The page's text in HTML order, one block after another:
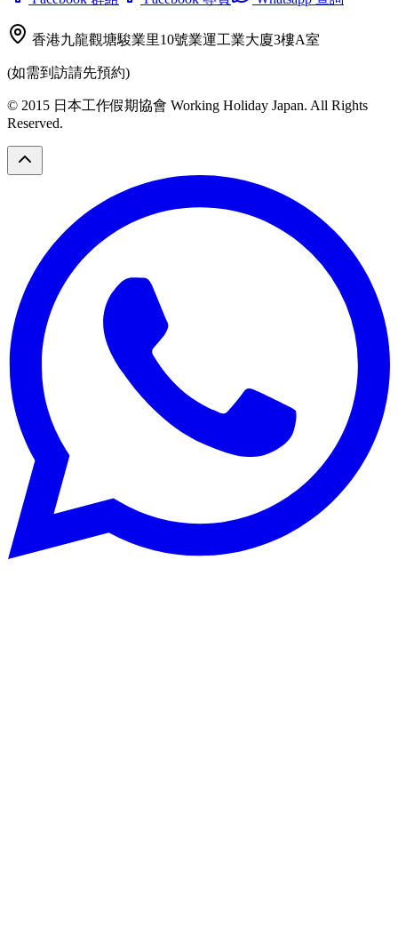
香港九龍觀塘駿業里10號業運工業大廈3樓A室
(如需到訪請先預約)
© 2015 日本工作假期協會 Working Holiday Japan. All Rights
Reserved.